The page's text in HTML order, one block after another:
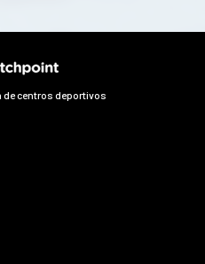
centros deportivos